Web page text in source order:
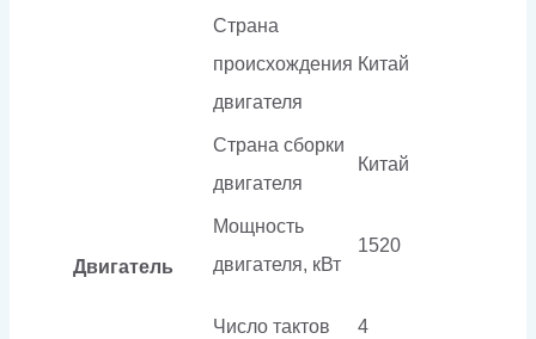
Двигатель
Страна
происхождения
двигателя
Китай
Страна сборки
двигателя
Китай
Мощность
двигателя, кВт
1520
Число тактов 4